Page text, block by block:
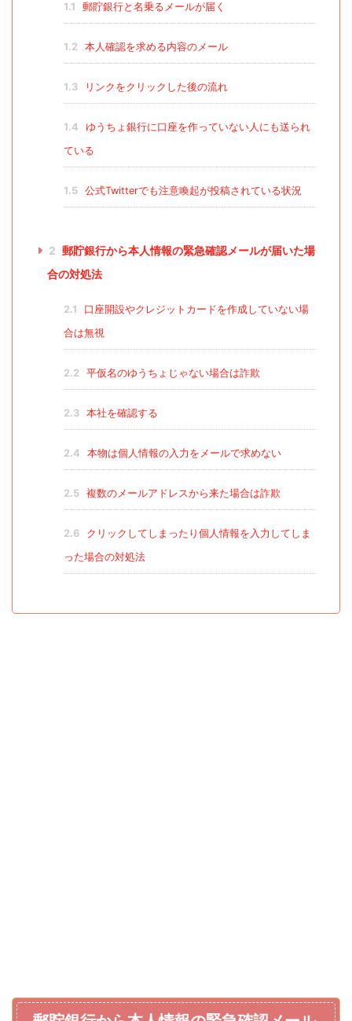
1.1 郵貯銀行と名乗るメールが届く
1.2 本人確認を求める内容のメール
1.3 リンクをクリックした後の流れ
1.4
ゆうちょ銀行に口座を作っていない人にも送られ
ている
1.5 公式Twitterでも注意喚起が投稿されている状況
2 郵貯銀行から本人情報の緊急確認メールが届いた場
合の対処法
2.1
口座開設やクレジットカードを作成していない場
合は無視
2.2 平仮名のゆうちょじゃない場合は詐欺
2.3 本社を確認する
2.4 本物は個人情報の入力をメールで求めない
2.5 複数のメールアドレスから来た場合は詐欺
2.6
クリックしてしまったり個人情報を入力してしま
った場合の対処法